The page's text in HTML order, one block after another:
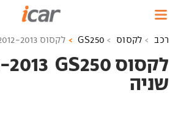
רכב לקסוס GS250 לקסוס GS250 2012-2013
שניה